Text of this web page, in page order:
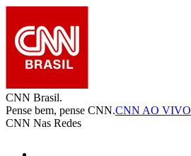
CNN Brasil.
Pense bem, pense CNN.CNN AO VIVO
CNN Nas Redes